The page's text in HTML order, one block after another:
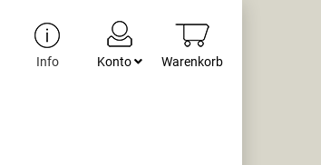
Warenkorb
Konto
Info